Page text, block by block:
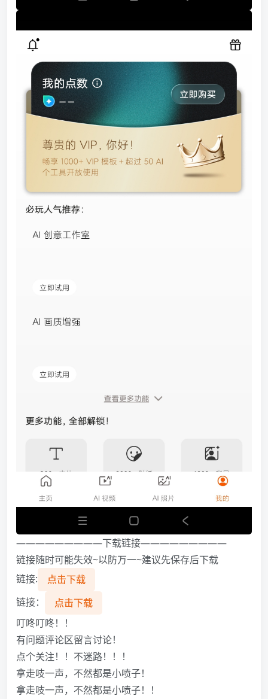
—————————下载链接—————————
链接随时可能失效~以防万一~建议先保存后下载
链接:
点击下载
链接：
点击下载
叮咚叮咚！！
有问题评论区留言讨论！
点个关注！！不迷路！！！
拿走吱一声，不然都是小喷子！
拿走吱一声，不然都是小喷子！！